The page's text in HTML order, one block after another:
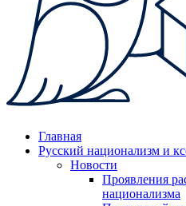
Главная
Русский национализм и
Новости
Проявления
национализма